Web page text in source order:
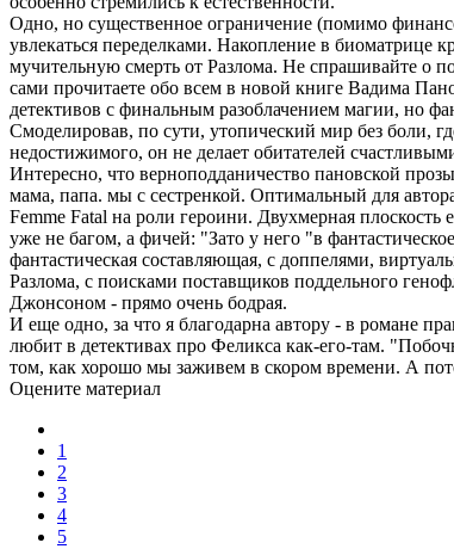
Одно, но существенное ограничение (помимо
увлекаться переделками. Накопление в биоматрице
мучительную смерть от Разлома. Не спрашивайте о
сами прочитаете обо всем в новой книге Вадима
детективов с финальным разоблачением магии, но
Смоделировав, по сути, утопический мир без боли,
недостижимого, он не делает обитателей
Интересно, что верноподданичество пановской
мама, папа. мы с сестренкой. Оптимальный для
Femme Fatal на роли героини. Двухмерная
уже не багом, а фичей: "Зато у него "в
фантастическая составляющая, с доппелями,
Разлома, с поисками поставщиков поддельного
Джонсоном - прямо очень бодрая.
И еще одно, за что я благодарна автору - в романе
любит в детективах про Феликса как-его-там.
том, как хорошо мы заживем в скором времени. А
Оцените материал
1
2
3
4
5